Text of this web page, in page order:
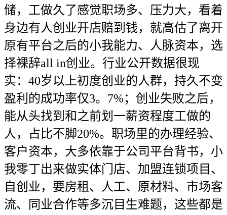
储，工做久了感觉职场多、压力大，看着
身边有人创业开店赔到钱，就高估了离开
原有平台之后的小我能力、人脉资本，选
择裸辞all in创业。行业公开数据很现
实：40岁以上初度创业的人群，持久不变
盈利的成功率仅3。7%；创业失败之后，
能从头找到和之前划一薪资程度工做的
人，占比不脚20%。职场里的办理经验、
客户资本，大多依靠于公司平台背书，小
我零丁出来做实体门店、加盟连锁项目、
自创业，要房租、人工、原材料、市场客
流、同业合作等多沉目生难题，这些都是